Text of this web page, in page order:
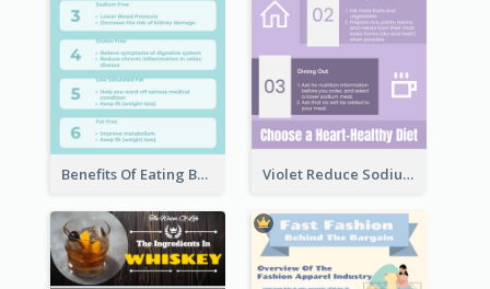
Benefits Of Eating Banana Infographic Violet Reduce Sodium Infographic Idea Design